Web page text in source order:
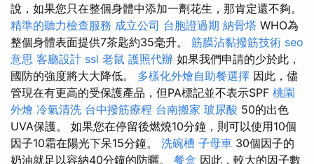
說，如果您只在整個身體中添加一劑花生，那肯定還不夠。
精準的聽力檢查服務 成立公司 台胞證過期 納骨塔 WHO為
整個身體表面提供7茶匙約35毫升。 筋膜沾黏撥筋技術 seo
意思 客廳設計 ssl 老鼠 護照代辦 如果我們申請的少於此，
國防的強度將大大降低。 多樣化外燴自助餐選擇 因此，儘
管現在有更高的受保護產品，但PA標記並不表示SPF 桃園
外燴 冷氣清洗 台中撥筋療程 台南搬家 玻尿酸 50的出色
UVA保護。 如果您在停留後燃燒10分鐘，則可以使用10個
因子10霜在陽光下呆15分鐘。 洗碗槽 子母車 30個因子的
奶油就足以容納40分鐘的防曬。 餐盒 因此，較大的因子數